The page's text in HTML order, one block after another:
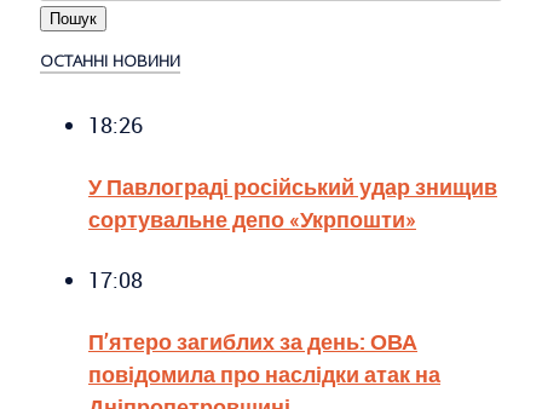
ОСТАННІ НОВИНИ
18:26
У Павлограді російський удар знищив
сортувальне депо «Укрпошти»
17:08
П’ятеро загиблих за день: ОВА
повідомила про наслідки атак на